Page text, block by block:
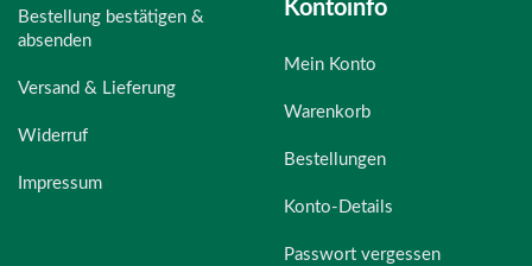
Bestellung bestätigen &
absenden
Versand & Lieferung
Widerruf
Impressum
Kontoinfo
Mein Konto
Warenkorb
Bestellungen
Konto-Details
Passwort vergessen